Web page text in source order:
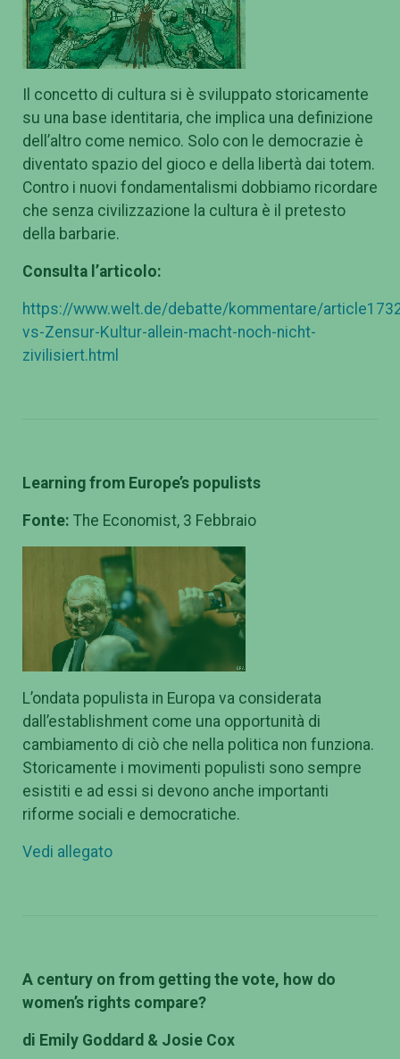
Il concetto di cultura si è sviluppato storicamente
su una base identitaria, che implica una definizione
dell’altro come nemico. Solo con le democrazie è
diventato spazio del gioco e della libertà dai totem.
Contro i nuovi fondamentalismi dobbiamo ricordare
che senza civilizzazione la cultura è il pretesto
della barbarie.
Consulta l’articolo:
https://www.welt.de/debatte/kommentare/
vs-Zensur-Kultur-allein-macht-noch-nicht-
zivilisiert.html
Learning from Europe’s populists
Fonte: The Economist, 3 Febbraio
L’ondata populista in Europa va considerata
dall’establishment come una opportunità di
cambiamento di ciò che nella politica non funziona.
Storicamente i movimenti populisti sono sempre
esistiti e ad essi si devono anche importanti
riforme sociali e democratiche.
Vedi allegato
A century on from getting the vote, how do
women’s rights compare?
di Emily Goddard & Josie Cox